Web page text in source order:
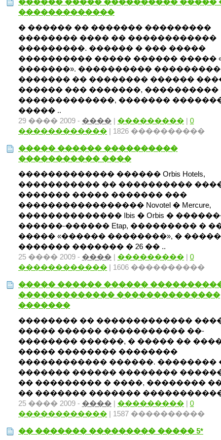
������ ����� ���������� �����
�������������
� ������ �� ������� ���������
�������� ���� �� ������������
���������. ������ � ��� �����
���������� ����� ������ �����
�������». ����������
������� �� �������� ������
������ ��� �������, ����������
�������������, �������
����� ..
29 ���� 2009 - ���� | ��������� | 0
������������ | 1826 ����������
����� ������ ����������
����������� ����
������������� ������ Orbis Hotels,
����������� �� ����������
������� ����� ������� ���
����������������� Novotel � Mercure,
�������������� Ibis � Orbis �
������-������ Etap, ��������� �
����� «������ ��������», �
������� ������� � 26 �� ..
25 ���� 2009 - ���� | ��������� | 0
������������ | 1606 ����������
����� ������ ������
������������� ��������������
�������
�������� �� �������������
����� ������ ����������� ��-
�������� ������, � ����� ��
����� �������� ��������
������������ ������. ��������
������� ������ ��������
�� ��������� � ����, ��������
�� ������� ������� �����������
25 ���� 2009 - ���� | ��������� | 0
������������ | 1587 ����������
�� ������� ��������� ����� 5*